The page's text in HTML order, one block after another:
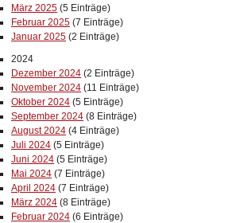
März 2025 (5 Einträge)
Februar 2025 (7 Einträge)
Januar 2025 (2 Einträge)
2024
Dezember 2024 (2 Einträge)
November 2024 (11 Einträge)
Oktober 2024 (5 Einträge)
September 2024 (8 Einträge)
August 2024 (4 Einträge)
Juli 2024 (5 Einträge)
Juni 2024 (5 Einträge)
Mai 2024 (7 Einträge)
April 2024 (7 Einträge)
März 2024 (8 Einträge)
Februar 2024 (6 Einträge)